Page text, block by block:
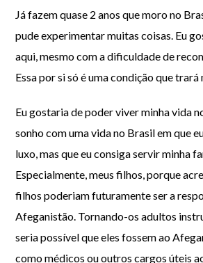
Já fazem quase 2 anos que moro no
pude experimentar muitas coisas. Eu
aqui, mesmo com a dificuldade de
Essa por si só é uma condição que
Eu gostaria de poder viver minha vida
sonho com uma vida no Brasil em que
luxo, mas que eu consiga servir minha
Especialmente, meus filhos, porque
filhos poderiam futuramente ser a
Afeganistão. Tornando-os adultos
seria possível que eles fossem ao
como médicos ou outros cargos úteis